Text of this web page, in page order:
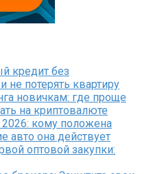
кредит без
не потерять квартиру
новичкам: где проще
на криптовалюте
кому положена
авто она действует
оптовой закупки: